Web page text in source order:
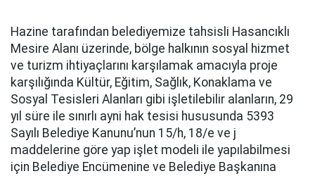
Hazine tarafından belediyemize tahsisli Hasancıklı
Mesire Alanı üzerinde, bölge halkının sosyal hizmet
ve turizm ihtiyaçlarını karşılamak amacıyla proje
karşılığında Kültür, Eğitim, Sağlık, Konaklama ve
Sosyal Tesisleri Alanları gibi işletilebilir alanların, 29
yıl süre ile sınırlı ayni hak tesisi hususunda 5393
Sayılı Belediye Kanunu’nun 15/h, 18/e ve j
maddelerine göre yap işlet modeli ile yapılabilmesi
için Belediye Encümenine ve Belediye Başkanına